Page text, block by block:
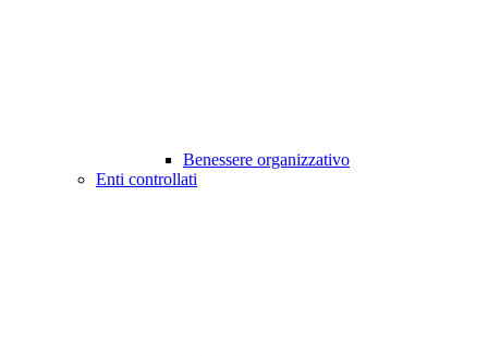
Benessere organizzativo
Enti controllati